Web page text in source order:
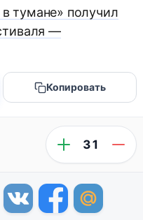
тумане» получил
—
Копировать
31